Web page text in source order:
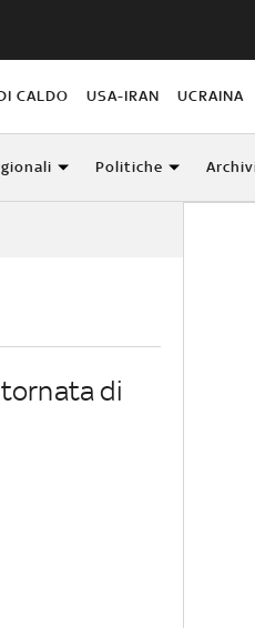
CALDO USA-IRAN UCRAINA
Politiche
di